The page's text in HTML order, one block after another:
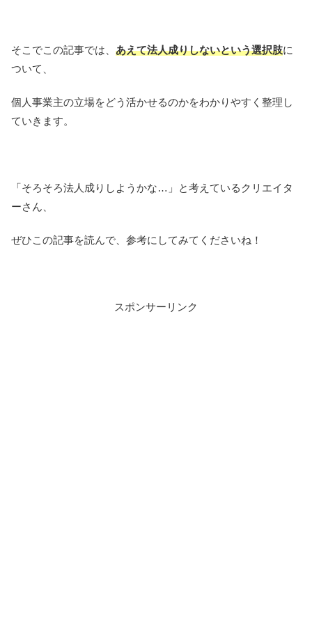
そこでこの記事では、 あえて法人成りしないという選択肢に
ついて、
個人事業主の立場をどう活かせるのかをわかりやすく整理し
ていきます。
「そろそろ法人成りしようかな…」と考えているクリエイタ
ーさん、
ぜひこの記事を読んで、参考にしてみてくださいね！
スポンサーリンク